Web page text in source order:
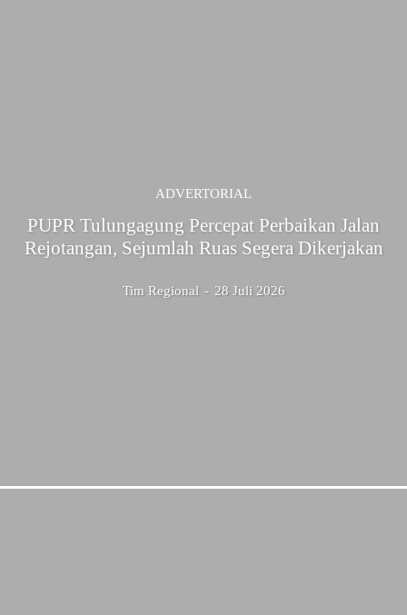
ADVERTORIAL
PUPR Tulungagung Percepat Perbaikan Jalan
Rejotangan, Sejumlah Ruas Segera Dikerjakan
Tim Regional - 28 Juli 2026